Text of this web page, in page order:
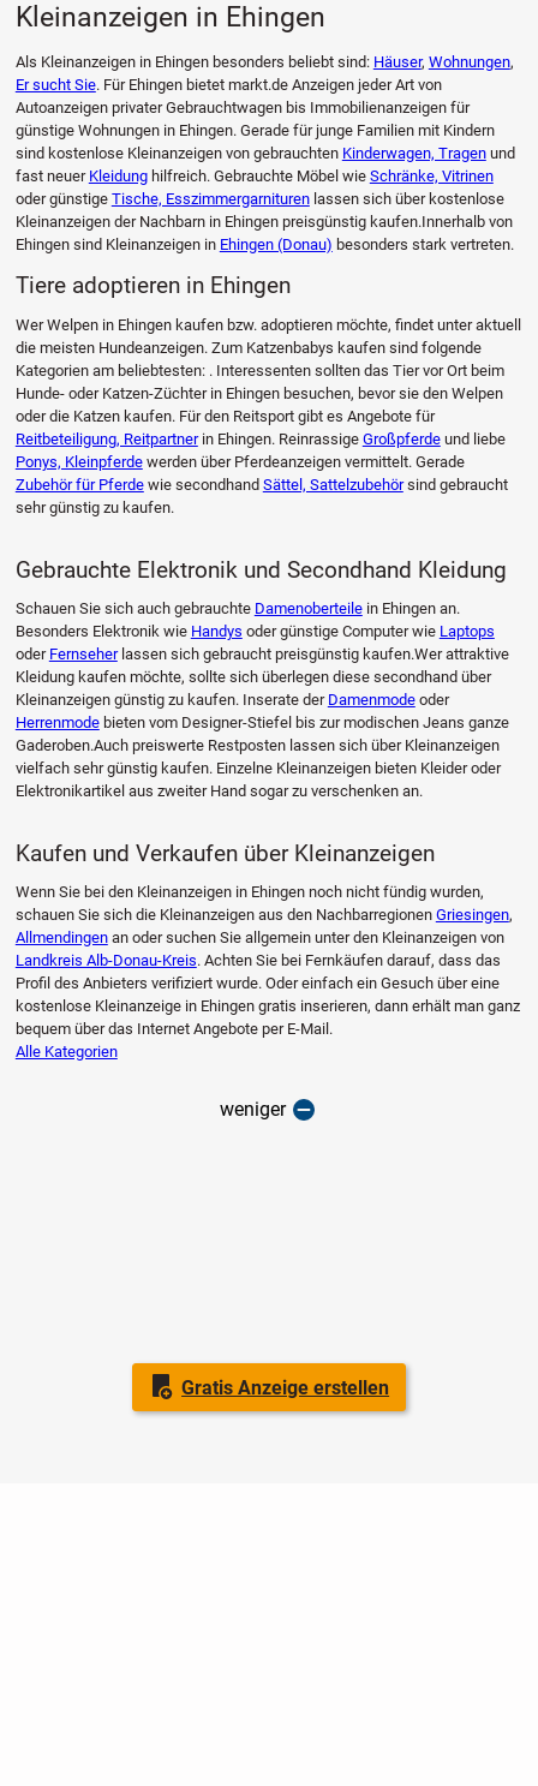
Gratis Anzeige erstellen
Kleinanzeigen in Ehingen
Als Kleinanzeigen in Ehingen besonders beliebt sind: Häuser, Wohnungen,
Er sucht Sie. Für Ehingen bietet markt.de Anzeigen jeder Art von
Autoanzeigen privater Gebrauchtwagen bis Immobilienanzeigen für
günstige Wohnungen in Ehingen. Gerade für junge Familien mit Kindern
sind kostenlose Kleinanzeigen von gebrauchten Kinderwagen, Tragenund
fast neuer Kleidunghilfreich. Gebrauchte Möbel wie Schränke, Vitrinen
oder günstige Tische, Esszimmergarniturenlassen sich über kostenlose
Kleinanzeigen der Nachbarn in Ehingen preisgünstig kaufen.Innerhalb von
Ehingen sind Kleinanzeigen in Ehingen (Donau) besonders stark vertreten.
Tiere adoptieren in Ehingen
Wer Welpen in Ehingen kaufen bzw. adoptieren möchte, findet unter aktuell
die meisten Hundeanzeigen. Zum Katzenbabys kaufen sind folgende
Kategorien am beliebtesten: . Interessenten sollten das Tier vor Ort beim
Hunde- oder Katzen-Züchter in Ehingen besuchen, bevor sie den Welpen
oder die Katzen kaufen. Für den Reitsport gibt es Angebote für
Reitbeteiligung, Reitpartnerin Ehingen. Reinrassige Großpferdeund liebe
Ponys, Kleinpferdewerden über Pferdeanzeigen vermittelt. Gerade
Zubehör für Pferdewie secondhand Sättel, Sattelzubehörsind gebraucht
sehr günstig zu kaufen.
Gebrauchte Elektronik und Secondhand Kleidung
Schauen Sie sich auch gebrauchte Damenoberteilein Ehingen an.
Besonders Elektronik wie Handys oder günstige Computer wie Laptops
oder Fernseherlassen sich gebraucht preisgünstig kaufen.Wer attraktive
Kleidung kaufen möchte, sollte sich überlegen diese secondhand über
Kleinanzeigen günstig zu kaufen. Inserate der Damenmodeoder
Herrenmodebieten vom Designer-Stiefel bis zur modischen Jeans ganze
Gaderoben.Auch preiswerte Restposten lassen sich über Kleinanzeigen
vielfach sehr günstig kaufen. Einzelne Kleinanzeigen bieten Kleider oder
Elektronikartikel aus zweiter Hand sogar zu verschenken an.
Kaufen und Verkaufen über Kleinanzeigen
Wenn Sie bei den Kleinanzeigen in Ehingen noch nicht fündig wurden,
schauen Sie sich die Kleinanzeigen aus den Nachbarregionen Griesingen,
Allmendingenan oder suchen Sie allgemein unter den Kleinanzeigen von
Landkreis Alb-Donau-Kreis. Achten Sie bei Fernkäufen darauf, dass das
Profil des Anbieters verifiziert wurde. Oder einfach ein Gesuch über eine
kostenlose Kleinanzeige in Ehingen gratis inserieren, dann erhält man ganz
bequem über das Internet Angebote per E-Mail.
Alle Kategorien
weniger